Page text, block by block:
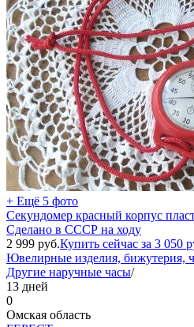
+ Ещё 5 фото
Секундомер красный корпус
Сделано в СССР на ходу
2 999 руб.Купить сейчас за 3 050
Ювелирные изделия, бижутерия,
Другие наручные часы/
13 дней
0
Омская область